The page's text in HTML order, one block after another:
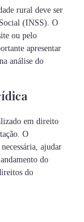
rural deve ser
(INSS). O
ou pelo
apresentar
análise do
em direito
O
ajudar
do
do